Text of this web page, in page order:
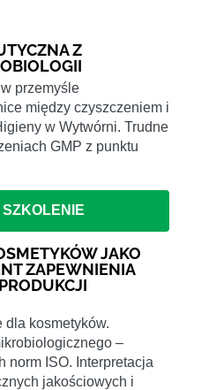
Z
przemyśle
między czyszczeniem i
w Wytwórni. Trudne
GMP z punktu
JAKO
ZAPEWNIENIA
kosmetyków.
–
norm ISO. Interpretacja
jakościowych i